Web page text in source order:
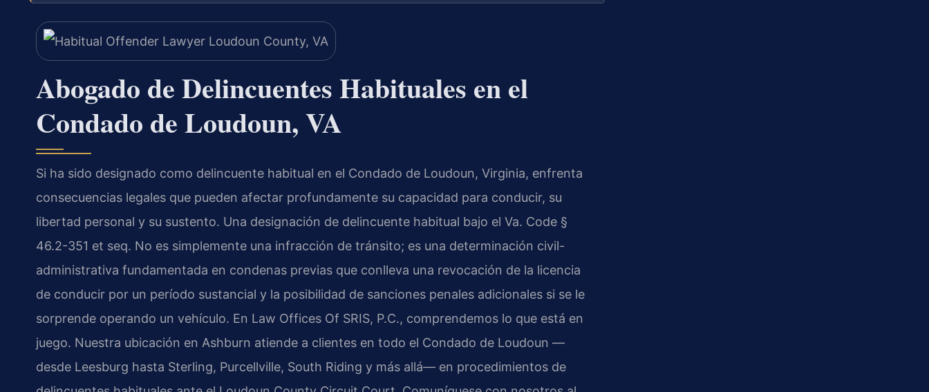
Abogado de Delincuentes Habituales en el
Condado de Loudoun, VA
Si ha sido designado como delincuente habitual en el Condado de Loudoun, Virginia, enfrenta
consecuencias legales que pueden afectar profundamente su capacidad para conducir, su
libertad personal y su sustento. Una designación de delincuente habitual bajo el Va. Code §
46.2-351 et seq. No es simplemente una infracción de tránsito; es una determinación civil-
administrativa fundamentada en condenas previas que conlleva una revocación de la licencia
de conducir por un período sustancial y la posibilidad de sanciones penales adicionales si se le
sorprende operando un vehículo. En Law Offices Of SRIS, P.C., comprendemos lo que está en
juego. Nuestra ubicación en Ashburn atiende a clientes en todo el Condado de Loudoun —
desde Leesburg hasta Sterling, Purcellville, South Riding y más allá— en procedimientos de